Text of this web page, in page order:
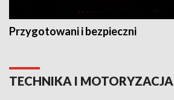
Przygotowani i bezpieczni
TECHNIKA I MOTORYZACJA